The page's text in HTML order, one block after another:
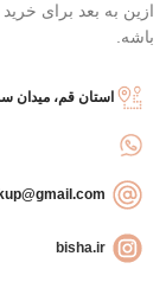
ازین به بعد برای
باشه.
استان قم، میدان
bisha.ir